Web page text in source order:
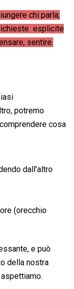
chi parla;
esplicite
sentire.
potremo
cosa
dall'altro
(orecchio
e può
della nostra